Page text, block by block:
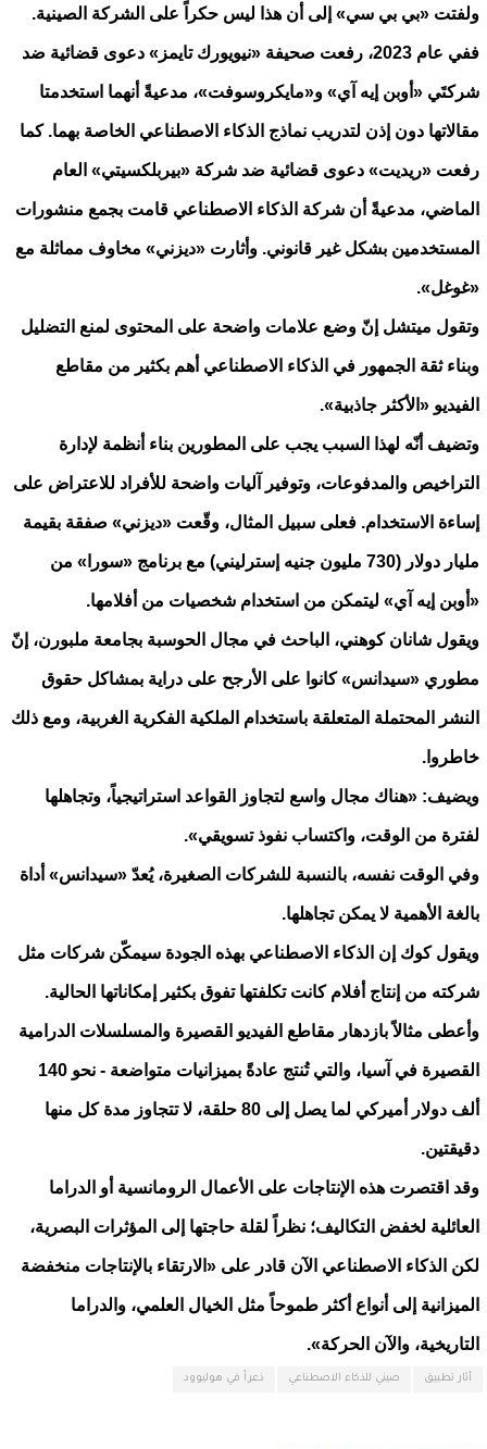
ولفتت «بي بي سي» إلى أن هذا ليس حكراً على الشركة الصينية.
ففي عام 2023، رفعت صحيفة «نيويورك تايمز» دعوى قضائية ضد
شركتَي «أوبن إيه آي» و«مايكروسوفت»، مدعيةً أنهما استخدمتا
مقالاتها دون إذن لتدريب نماذج الذكاء الاصطناعي الخاصة بهما. كما
رفعت «ريديت» دعوى قضائية ضد شركة «بيربلكسيتي» العام
الماضي، مدعيةً أن شركة الذكاء الاصطناعي قامت بجمع منشورات
المستخدمين بشكل غير قانوني. وأثارت «ديزني» مخاوف مماثلة مع
«غوغل».
وتقول ميتشل إنّ وضع علامات واضحة على المحتوى لمنع التضليل
وبناء ثقة الجمهور في الذكاء الاصطناعي أهم بكثير من مقاطع
الفيديو «الأكثر جاذبية».
وتضيف أنّه لهذا السبب يجب على المطورين بناء أنظمة لإدارة
التراخيص والمدفوعات، وتوفير آليات واضحة للأفراد للاعتراض على
إساءة الاستخدام. فعلى سبيل المثال، وقّعت «ديزني» صفقة بقيمة
مليار دولار (730 مليون جنيه إسترليني) مع برنامج «سورا» من
«أوبن إيه آي» ليتمكن من استخدام شخصيات من أفلامها.
ويقول شانان كوهني، الباحث في مجال الحوسبة بجامعة ملبورن، إنّ
مطوري «سيدانس» كانوا على الأرجح على دراية بمشاكل حقوق
النشر المحتملة المتعلقة باستخدام الملكية الفكرية الغربية، ومع ذلك
خاطروا.
ويضيف: «هناك مجال واسع لتجاوز القواعد استراتيجياً، وتجاهلها
لفترة من الوقت، واكتساب نفوذ تسويقي».
وفي الوقت نفسه، بالنسبة للشركات الصغيرة، يُعدّ «سيدانس» أداة
بالغة الأهمية لا يمكن تجاهلها.
ويقول كوك إن الذكاء الاصطناعي بهذه الجودة سيمكّن شركات مثل
شركته من إنتاج أفلام كانت تكلفتها تفوق بكثير إمكاناتها الحالية.
وأعطى مثالاً بازدهار مقاطع الفيديو القصيرة والمسلسلات الدرامية
القصيرة في آسيا، والتي تُنتج عادةً بميزانيات متواضعة - نحو 140
ألف دولار أميركي لما يصل إلى 80 حلقة، لا تتجاوز مدة كل منها
دقيقتين.
وقد اقتصرت هذه الإنتاجات على الأعمال الرومانسية أو الدراما
العائلية لخفض التكاليف؛ نظراً لقلة حاجتها إلى المؤثرات البصرية،
لكن الذكاء الاصطناعي الآن قادر على «الارتقاء بالإنتاجات منخفضة
الميزانية إلى أنواع أكثر طموحاً مثل الخيال العلمي، والدراما
التاريخية، والآن الحركة».
أثار تطبيق صيني للذكاء الاصطناعي ذعراً في هوليوود